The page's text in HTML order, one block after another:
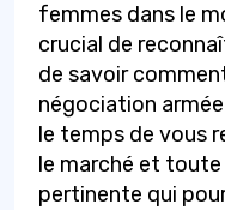
femmes dans le
crucial de
de savoir
négociation
le temps de vous
le marché et
pertinente qui